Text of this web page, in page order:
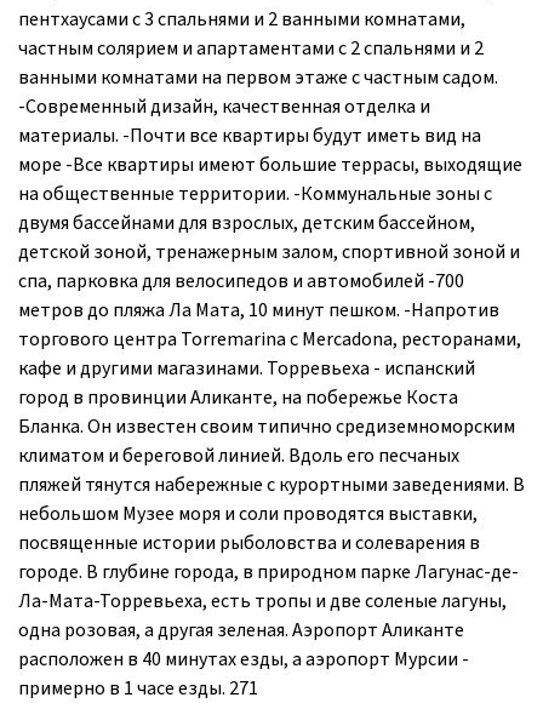
пентхаусами с 3 спальнями и 2 ванными комнатами,
частным солярием и апартаментами с 2 спальнями и 2
ванными комнатами на первом этаже с частным садом.
-Современный дизайн, качественная отделка и
материалы. -Почти все квартиры будут иметь вид на
море -Все квартиры имеют большие террасы, выходящие
на общественные территории. -Коммунальные зоны с
двумя бассейнами для взрослых, детским бассейном,
детской зоной, тренажерным залом, спортивной зоной и
спа, парковка для велосипедов и автомобилей -700
метров до пляжа Ла Мата, 10 минут пешком. -Напротив
торгового центра Torremarina с Mercadona, ресторанами,
кафе и другими магазинами. Торревьеха - испанский
город в провинции Аликанте, на побережье Коста
Бланка. Он известен своим типично средиземноморским
климатом и береговой линией. Вдоль его песчаных
пляжей тянутся набережные с курортными заведениями. В
небольшом Музее моря и соли проводятся выставки,
посвященные истории рыболовства и солеварения в
городе. В глубине города, в природном парке Лагунас-де-
Ла-Мата-Торревьеха, есть тропы и две соленые лагуны,
одна розовая, а другая зеленая. Аэропорт Аликанте
расположен в 40 минутах езды, а аэропорт Мурсии -
примерно в 1 часе езды. 271